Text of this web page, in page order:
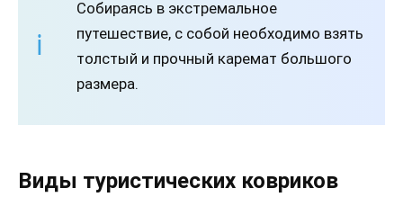
Собираясь в экстремальное
путешествие, с собой необходимо взять
толстый и прочный каремат большого
размера.
Виды туристических ковриков